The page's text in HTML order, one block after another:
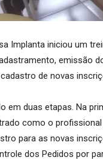
Implanta iniciou um
emissão
de novas
em duas etapas. Na
como o
para as novas
dos Pedidos por